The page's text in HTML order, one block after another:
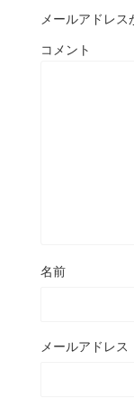
メールアドレス
コメント
名前
メールアドレス